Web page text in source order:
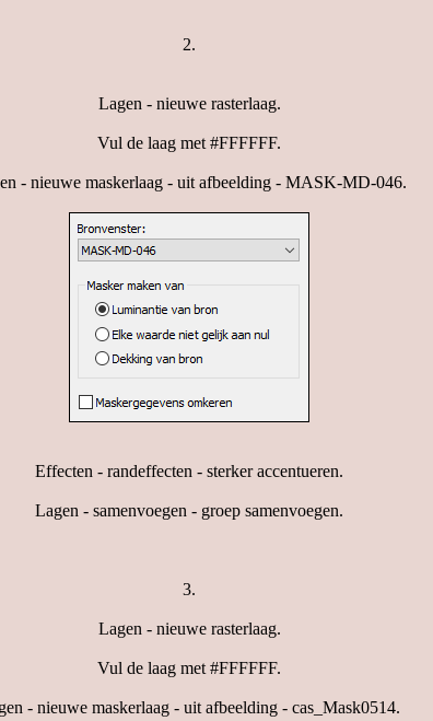
2.
Lagen - nieuwe rasterlaag.
Vul de laag met #FFFFFF.
- nieuwe maskerlaag - uit afbeelding - MASK-MD-046.
Effecten - randeffecten - sterker accentueren.
Lagen - samenvoegen - groep samenvoegen.
3.
Lagen - nieuwe rasterlaag.
Vul de laag met #FFFFFF.
- nieuwe maskerlaag - uit afbeelding - cas_Mask0514.